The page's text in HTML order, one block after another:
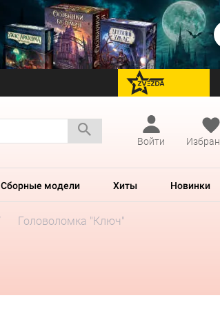
перейти на Zvezda
Войти
Сборные модели Хиты Новинки
Головоломка "Ключ"